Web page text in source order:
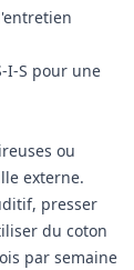
I-S pour une
ou
externe.
presser
du coton
par semaine